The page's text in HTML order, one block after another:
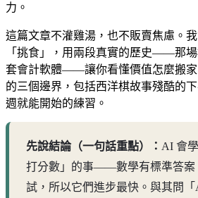
力。
這篇文章不灌雞湯，也不販賣焦慮。
「挑食」，用兩段真實的歷史——那
套會計軟體——讓你看懂價值怎麼搬家
的三個邊界，包括西洋棋故事殘酷的
週就能開始的練習。
先說結論（一句話重點）： AI 會
打分數」的事——數學有標準答案
試，所以它們進步最快。與其問